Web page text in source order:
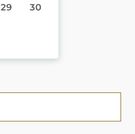
29 30